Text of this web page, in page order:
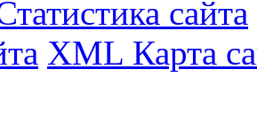
сайта
XML Карта